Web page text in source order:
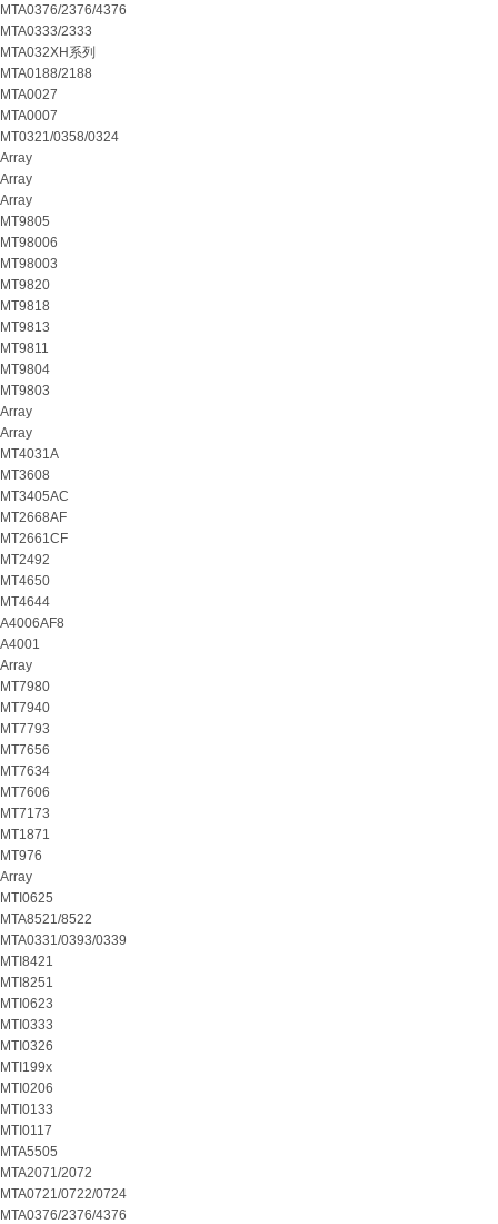
MTA0376/2376/4376
MTA0333/2333
MTA032XH系列
MTA0188/2188
MTA0027
MTA0007
MT0321/0358/0324
Array
Array
Array
MT9805
MT98006
MT98003
MT9820
MT9818
MT9813
MT9811
MT9804
MT9803
Array
Array
MT4031A
MT3608
MT3405AC
MT2668AF
MT2661CF
MT2492
MT4650
MT4644
A4006AF8
A4001
Array
MT7980
MT7940
MT7793
MT7656
MT7634
MT7606
MT7173
MT1871
MT976
Array
MTI0625
MTA8521/8522
MTA0331/0393/0339
MTI8421
MTI8251
MTI0623
MTI0333
MTI0326
MTI199x
MTI0206
MTI0133
MTI0117
MTA5505
MTA2071/2072
MTA0721/0722/0724
MTA0376/2376/4376